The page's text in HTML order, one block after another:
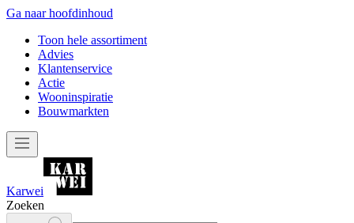
Ga naar hoofdinhoud
Toon hele assortiment
Advies
Klantenservice
Actie
Wooninspiratie
Bouwmarkten
Karwei
Zoeken